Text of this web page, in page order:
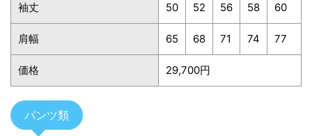
袖丈 50 52 56 58 60
肩幅 65 68 71 74 77
価格 29,700円
パンツ類